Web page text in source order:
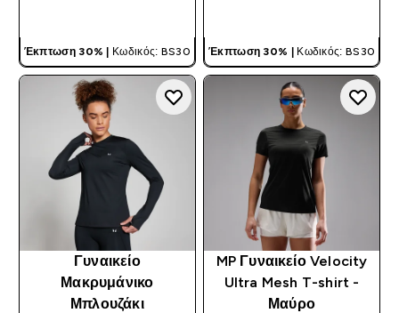
Έκπτωση 30% | Κωδικός: BS30 Έκπτωση 30% | Κωδικός: BS30
Γυναικείο
Μακρυμάνικο
Μπλουζάκι
MP Γυναικείο Velocity
Ultra Mesh T-shirt -
Μαύρο